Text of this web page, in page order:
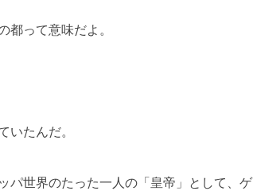
都って意味だよ。
いたんだ。
パ世界のたった一人の「皇帝」として、ゲ